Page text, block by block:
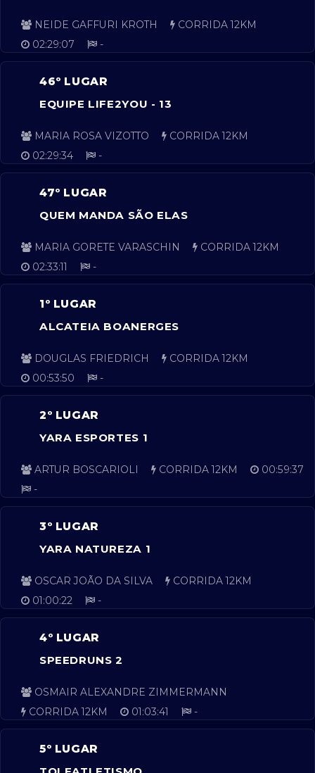
NEIDE GAFFURI KROTH
CORRIDA 12KM
02:29:07
-
46º LUGAR
EQUIPE LIFE2YOU - 13
MARIA ROSA VIZOTTO
CORRIDA 12KM
02:29:34
-
47º LUGAR
QUEM MANDA SÃO ELAS
MARIA GORETE VARASCHIN
CORRIDA 12KM
02:33:11
-
1º LUGAR
ALCATEIA BOANERGES
DOUGLAS FRIEDRICH
CORRIDA 12KM
00:53:50
-
2º LUGAR
YARA ESPORTES 1
ARTUR BOSCARIOLI CORRIDA 12KM
00:59:37
-
3º LUGAR
YARA NATUREZA 1
OSCAR JOÃO DA SILVA
CORRIDA 12KM
01:00:22
-
4º LUGAR
SPEEDRUNS 2
OSMAIR ALEXANDRE ZIMMERMANN
CORRIDA 12KM
01:03:41 -
5º LUGAR